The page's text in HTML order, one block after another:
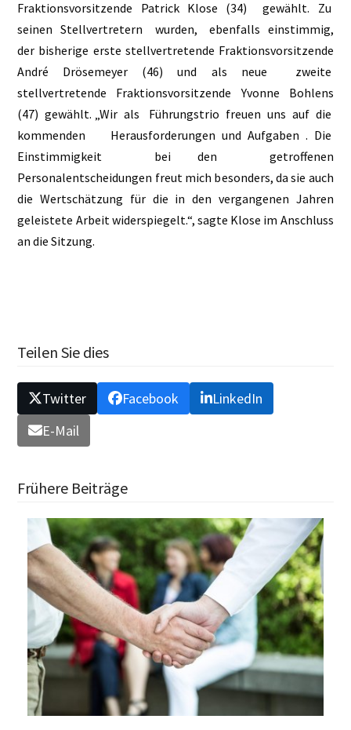
Fraktionsvorsitzende Patrick Klose (34) gewählt. Zu
seinen Stellvertretern wurden, ebenfalls einstimmig,
der bisherige erste stellvertretende Fraktionsvorsitzende
André Drösemeyer (46) und als neue zweite
stellvertretende Fraktionsvorsitzende Yvonne Bohlens
(47) gewählt. „Wir als Führungstrio freuen uns auf die
kommenden Herausforderungen und Aufgaben . Die
Einstimmigkeit bei den getroffenen
Personalentscheidungen freut mich besonders, da sie auch
die Wertschätzung für die in den vergangenen Jahren
geleistete Arbeit widerspiegelt.“, sagte Klose im Anschluss
an die Sitzung.
Teilen Sie dies
Twitter Facebook
LinkedIn
E-Mail
Frühere Beiträge